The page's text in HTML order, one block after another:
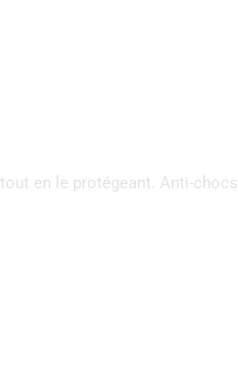
en le protégeant. Anti-